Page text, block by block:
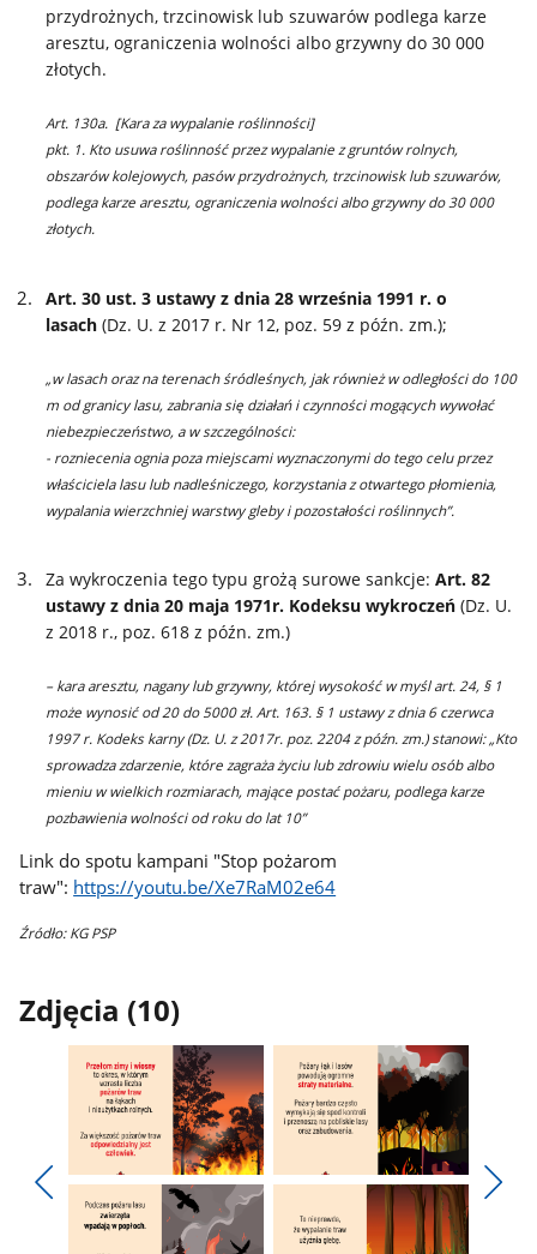
przydrożnych, trzcinowisk lub szuwarów podlega karze
aresztu, ograniczenia wolności albo grzywny do 30 000
złotych.
Art. 130a. [Kara za wypalanie roślinności]
pkt. 1. Kto usuwa roślinność przez wypalanie z gruntów rolnych,
obszarów kolejowych, pasów przydrożnych, trzcinowisk lub szuwarów,
podlega karze aresztu, ograniczenia wolności albo grzywny do 30 000
złotych.
Art. 30 ust. 3 ustawy z dnia 28 września 1991 r. o
lasach (Dz. U. z 2017 r. Nr 12, poz. 59 z późn. zm.);
„w lasach oraz na terenach śródleśnych, jak również w odległości do 100
m od granicy lasu, zabrania się działań i czynności mogących wywołać
niebezpieczeństwo, a w szczególności:
- rozniecenia ognia poza miejscami wyznaczonymi do tego celu przez
właściciela lasu lub nadleśniczego, korzystania z otwartego płomienia,
wypalania wierzchniej warstwy gleby i pozostałości roślinnych”.
Za wykroczenia tego typu grożą surowe sankcje:Art. 82
ustawy z dnia 20 maja 1971r. Kodeksu wykroczeń (Dz. U.
z 2018 r., poz. 618 z późn. zm.)
– kara aresztu, nagany lub grzywny, której wysokość w myśl art. 24, § 1
może wynosić od 20 do 5000 zł. Art. 163. § 1 ustawy z dnia 6 czerwca
1997 r. Kodeks karny (Dz. U. z 2017r. poz. 2204 z późn. zm.) stanowi: „Kto
sprowadza zdarzenie, które zagraża życiu lub zdrowiu wielu osób albo
mieniu w wielkich rozmiarach, mające postać pożaru, podlega karze
pozbawienia wolności od roku do lat 10”
Link do spotu kampani "Stop pożarom
traw": https://youtu.be/Xe7RaM02e64
Źródło: KG PSP
Zdjęcia (10)
Pokaż
Pokaż
zdjęcie
Pokaż
zdjęcie